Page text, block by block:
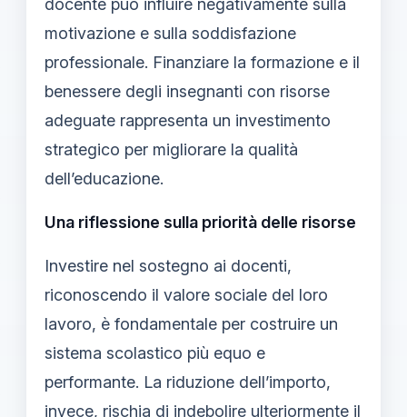
motivazione e sulla soddisfazione
professionale. Finanziare la formazione e il
benessere degli insegnanti con risorse
adeguate rappresenta un investimento
strategico per migliorare la qualità
dell’educazione.
Una riflessione sulla priorità delle risorse
Investire nel sostegno ai docenti,
riconoscendo il valore sociale del loro
lavoro, è fondamentale per costruire un
sistema scolastico più equo e
performante. La riduzione dell’importo,
invece, rischia di indebolire ulteriormente il